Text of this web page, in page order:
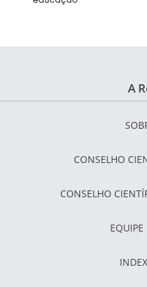
A
CONSELHO
CONSELHO
EQUIPE